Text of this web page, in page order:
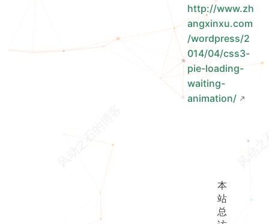
http://www.zh
angxinxu.com
/wordpress/2
014/04/css3-
pie-loading-
waiting-
animation/
本
站
总